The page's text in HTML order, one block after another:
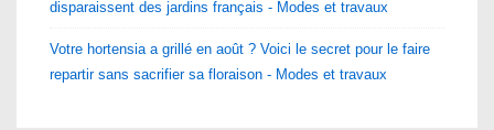
disparaissent des jardins français - Modes et travaux
Votre hortensia a grillé en août ? Voici le secret pour le faire
repartir sans sacrifier sa floraison - Modes et travaux